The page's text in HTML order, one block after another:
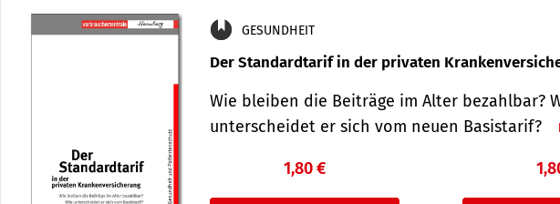
GESUNDHEIT
Der Standard­tarif in der privaten
Wie bleiben die Beiträge im Alter bezahlbar?
unterscheidet er sich vom neuen Basistarif?
1,80 €